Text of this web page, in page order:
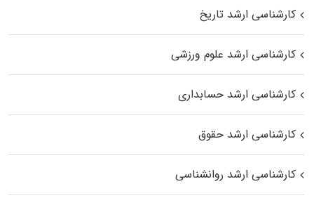
کارشناسی ارشد تاریخ
کارشناسی ارشد علوم ورزشی
کارشناسی ارشد حسابداری
کارشناسی ارشد حقوق
کارشناسی ارشد روانشناسی